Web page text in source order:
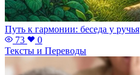
Путь к гармонии: беседа у ручья
73
0
Тексты и Переводы